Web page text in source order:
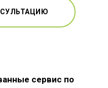
сервис по